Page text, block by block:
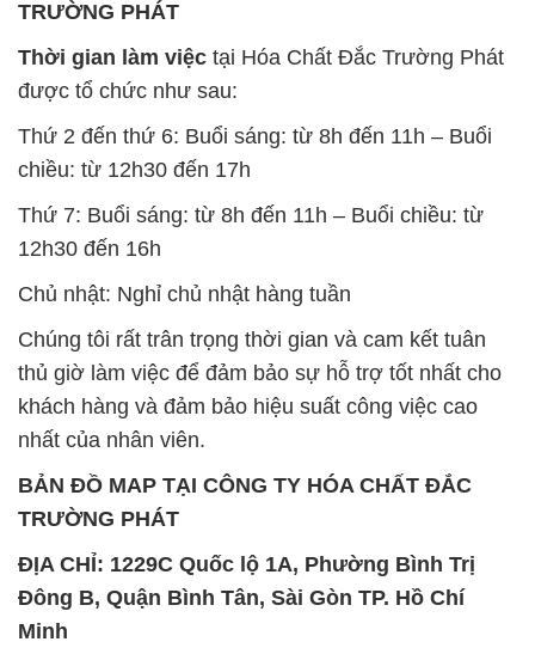
chiều: từ 12h30 đến 17h
Thứ 7: Buổi sáng: từ 8h đến 11h – Buổi chiều: từ
12h30 đến 16h
Chủ nhật: Nghỉ chủ nhật hàng tuần
thủ giờ làm việc để đảm bảo sự hỗ trợ tốt nhất cho
khách hàng và đảm bảo hiệu suất công việc cao
nhất của nhân viên.
BẢN ĐỒ MAP TẠI CÔNG TY HÓA CHẤT ĐẮC
TRƯỜNG PHÁT
ĐỊA CHỈ: 1229C Quốc lộ 1A, Phường Bình Trị
Đông B, Quận Bình Tân, Sài Gòn TP. Hồ Chí
Minh